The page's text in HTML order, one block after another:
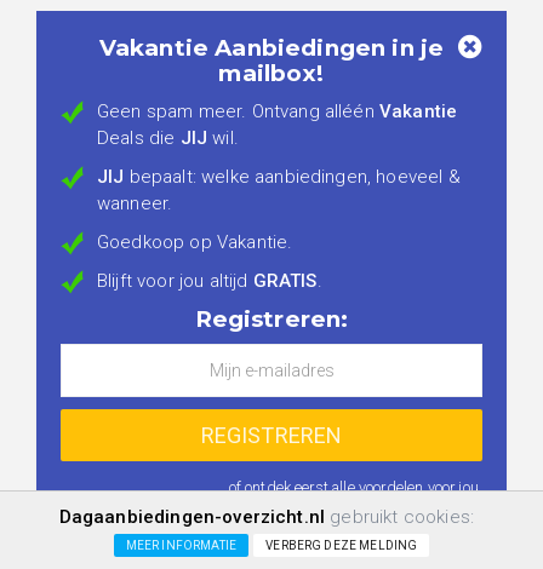
Vakantie Aanbiedingen in je
mailbox!
Geen spam meer. Ontvang alléén Vakantie
Deals die JIJ wil.
JIJ bepaalt: welke aanbiedingen, hoeveel &
wanneer.
Goedkoop op Vakantie.
Blijft voor jou altijd GRATIS.
Registreren:
...of ontdek eerstalle voordelen voor jou.
Dagaanbiedingen-overzicht.nl gebruikt cookies:
MEER INFORMATIE VERBERG DEZE MELDING